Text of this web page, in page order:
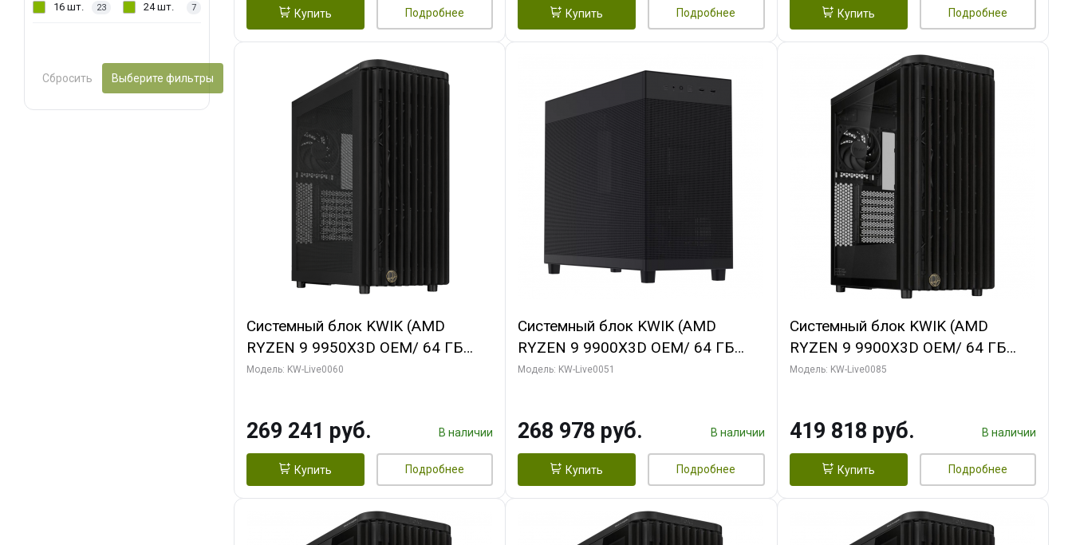
16 шт. 23 24 шт. 7
Сбросить Выберите фильтры
Купить Подробнее Купить Подробнее Купить Подробнее
Системный блок KWIK (AMD
RYZEN 9 9950X3D OEM/ 64 ГБ
ОЗУ/ Gigabyte RTX5060Ti GAMING
Модель: KW-Live0060
269 241 руб. В наличии
Купить Подробнее
Системный блок KWIK (AMD
RYZEN 9 9900X3D OEM/ 64 ГБ
ОЗУ/ Gigabyte RX9070 GAMING OC
Модель: KW-Live0051
268 978 руб. В наличии
Купить Подробнее
Системный блок KWIK (AMD
RYZEN 9 9900X3D OEM/ 64 ГБ
ОЗУ/ ASUS RTX5080 PROART OC
Модель: KW-Live0085
419 818 руб. В наличии
Купить Подробнее